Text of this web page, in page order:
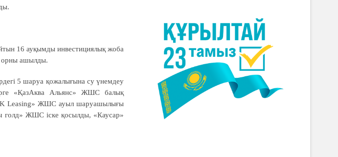
16 ауқымды инвестициялық жоба
орны ашылды.
5 шаруа қожалығына су үнемдеу
«ҚазАква Альянс» ЖШС балық
Leasing» ЖШС ауыл шаруашылығы
голд» ЖШС іске қосылды, «Каусар»